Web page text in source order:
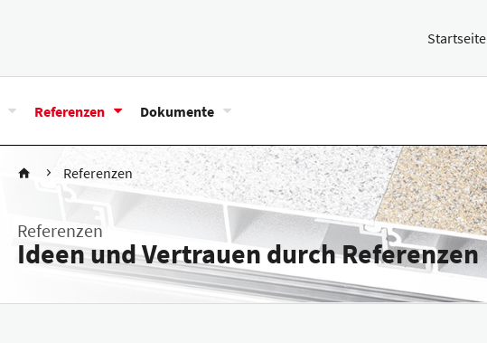
Startseite
Referenzen Dokumente
Referenzen
Referenzen
Ideen und Vertrauen durch Referenzen